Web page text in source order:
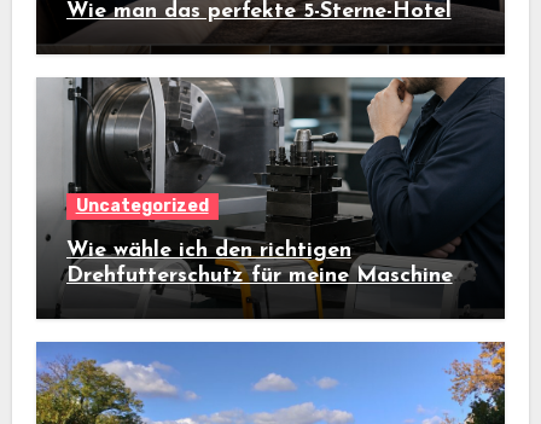
Wie man das perfekte 5-Sterne-Hotel
auswählt
Uncategorized
Wie wähle ich den richtigen
Drehfutterschutz für meine Maschine